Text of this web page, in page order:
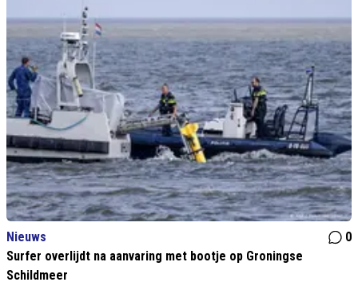
Nieuws
0
Surfer overlijdt na aanvaring met bootje op Groningse
Schildmeer